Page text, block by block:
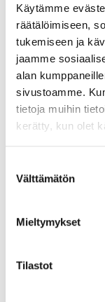
Käytämme
räätälöimiseen,
tukemiseen ja
jaamme
alan
sivustoamme.
tietoja muihin
kerätty, kun olet
valinta
Välttämätön
Mieltymykset
Tilastot
Vältä
rutiiniisi.
Ole yhteydessä
kysyttävää
mielellämme.
huolta –